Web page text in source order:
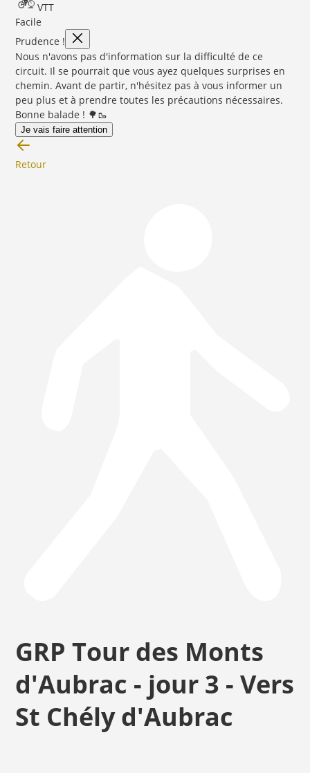
VTT
Facile
Prudence !
Nous n'avons pas d'information sur la difficulté de ce
circuit. Il se pourrait que vous ayez quelques surprises en
chemin. Avant de partir, n'hésitez pas à vous informer un
peu plus et à prendre toutes les précautions nécessaires.
Bonne balade ! 🌳🥾
Je vais faire attention
Retour
GRP Tour des Monts
d'Aubrac - jour 3 - Vers
St Chély d'Aubrac